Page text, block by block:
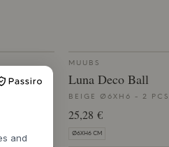
MUUBS
Luna Deco Ball
BEIGE Ø6XH6 - 2 PCS.
25,28 €
Ø6XH6 CM
and